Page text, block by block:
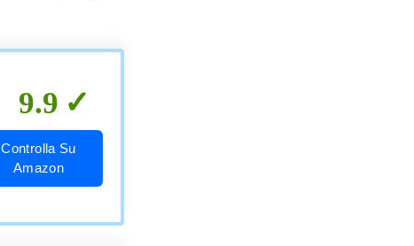
9.9
Controlla Su
Amazon